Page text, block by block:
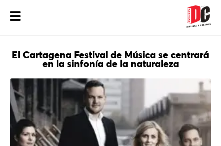
El Cartagena Festival de Música se centrará
en la sinfonía de la naturaleza